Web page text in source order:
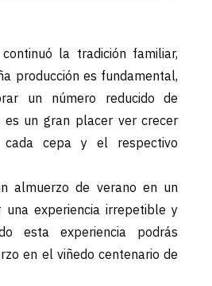
la tradición familiar,
producción es fundamental,
un número reducido de
es un gran placer ver crecer
cada cepa y el respectivo
almuerzo de verano en un
experiencia irrepetible y
esta experiencia podrás
en el viñedo centenario de